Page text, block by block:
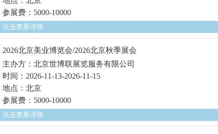
参展费：5000-10000
点击查看详情
2026北京美业博览会/2026北京秋季展会
主办方：北京世博联展览服务有限公司
时间：2026-11-13-2026-11-15
地点：北京
参展费：5000-10000
点击查看详情